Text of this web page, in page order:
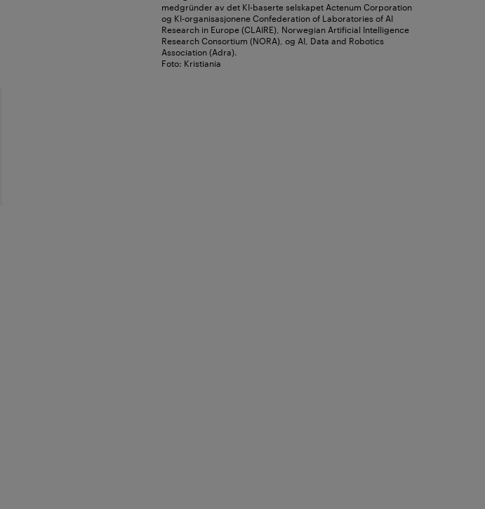
medgründer av det KI-baserte selskapet Actenum Corporation
og KI-organisasjonene Confederation of Laboratories of AI
Research in Europe (CLAIRE), Norwegian Artificial Intelligence
Research Consortium (NORA), og AI, Data and Robotics
Association (Adra).
Foto: Kristiania